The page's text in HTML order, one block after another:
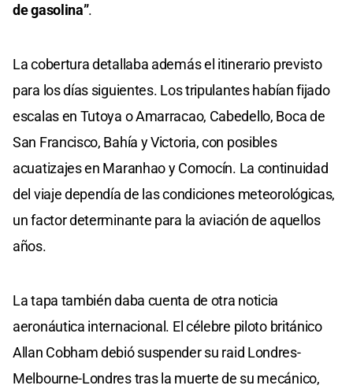
de gasolina”.
La cobertura detallaba además el itinerario previsto
para los días siguientes. Los tripulantes habían fijado
escalas en Tutoya o Amarracao, Cabedello, Boca de
San Francisco, Bahía y Victoria, con posibles
acuatizajes en Maranhao y Comocín. La continuidad
del viaje dependía de las condiciones meteorológicas,
un factor determinante para la aviación de aquellos
años.
La tapa también daba cuenta de otra noticia
aeronáutica internacional. El célebre piloto británico
Allan Cobham debió suspender su raid Londres-
Melbourne-Londres tras la muerte de su mecánico,